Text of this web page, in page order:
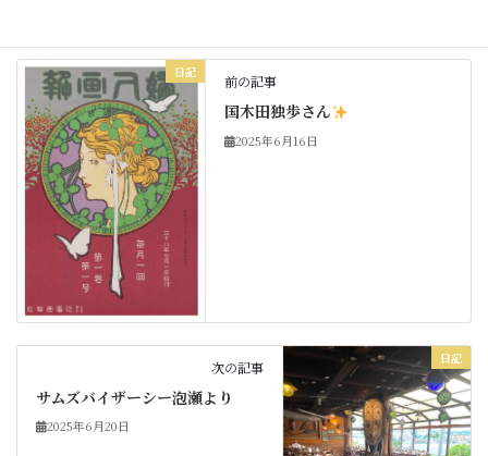
日記
前の記事
国木田独歩さん
2025年6月16日
日記
次の記事
サムズバイザーシー泡瀬より
2025年6月20日